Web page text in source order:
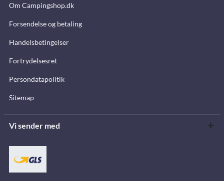
Om Campingshop.dk
Forsendelse og betaling
Handelsbetingelser
Fortrydelsesret
Persondatapolitik
Sitemap
Vi sender med